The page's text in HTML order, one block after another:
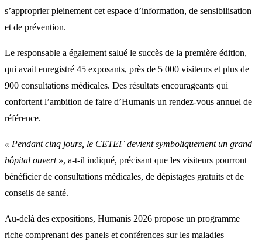
s’approprier pleinement cet espace d’information, de sensibilisation
et de prévention.
Le responsable a également salué le succès de la première édition,
qui avait enregistré 45 exposants, près de 5 000 visiteurs et plus de
900 consultations médicales. Des résultats encourageants qui
confortent l’ambition de faire d’Humanis un rendez-vous annuel de
référence.
« Pendant cinq jours, le CETEF devient symboliquement un grand
hôpital ouvert », a-t-il indiqué, précisant que les visiteurs pourront
bénéficier de consultations médicales, de dépistages gratuits et de
conseils de santé.
Au-delà des expositions, Humanis 2026 propose un programme
riche comprenant des panels et conférences sur les maladies